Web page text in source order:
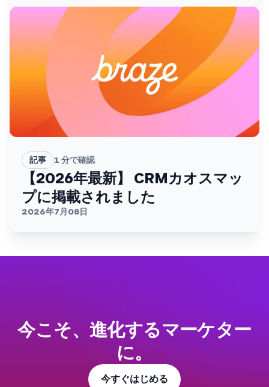
記事 1 分で確認
【2026年最新】 CRMカオスマッ
プに掲載されました
2026年7月08日
今こそ、進化するマーケター
に。
今すぐはじめる